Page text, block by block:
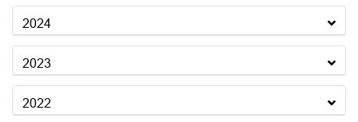
2024
2023
2022